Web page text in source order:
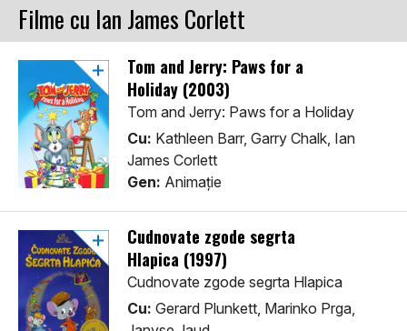
Filme cu Ian James Corlett
Tom and Jerry: Paws for a
Holiday (2003)
Tom and Jerry: Paws for a Holiday
Cu: Kathleen Barr, Garry Chalk, Ian
James Corlett
Gen: Animaţie
Cudnovate zgode segrta
Hlapica (1997)
Cudnovate zgode segrta Hlapica
Cu: Gerard Plunkett, Marinko Prga,